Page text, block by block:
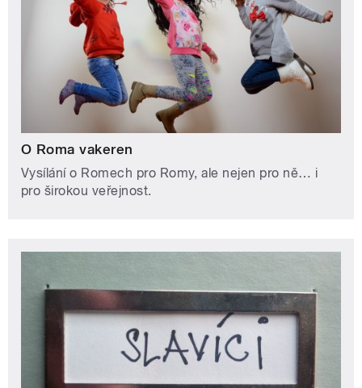
O Roma vakeren
Vysílání o Romech pro Romy, ale nejen pro ně… i
pro širokou veřejnost.